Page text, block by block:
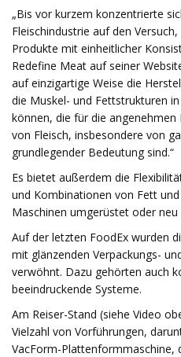
„Bis vor kurzem konzentrierte
Fleischindustrie auf den
Produkte mit einheitlicher
Redefine Meat auf seiner
auf einzigartige Weise die
die Muskel- und Fettstrukturen
können, die für die
von Fleisch, insbesondere von
grundlegender Bedeutung sind.“
Es bietet außerdem die
und Kombinationen von Fett
Maschinen umgerüstet oder
Auf der letzten FoodEx wurden
mit glänzenden Verpackungs-
verwöhnt. Dazu gehörten auch
beeindruckende Systeme.
Am Reiser-Stand (siehe Video
Vielzahl von Vorführungen,
VacForm-Plattenformmaschine,